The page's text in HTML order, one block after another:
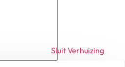
Sluit Verhuizing